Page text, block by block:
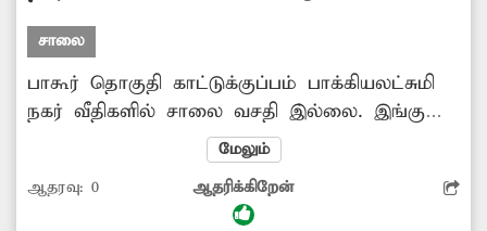
சாலை
பாகூர் தொகுதி காட்டுக்குப்பம் பாக்கியலட்சுமி
நகர் வீதிகளில் சாலை வசதி இ்ல்லை. இங்கு
தார்சாலை மற்றும் கழிவுநீர் வாய்க்கால்
அமைக்க வேண்டும். குப்பைகளை கொட்ட
வீதிகளில் குப்பை தொட்டிகள் வைக்க
மேலும்
ஆதரவு: 0 ஆதரிக்கிறேன்